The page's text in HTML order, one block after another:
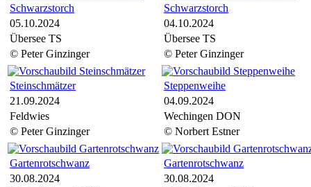
Schwarzstorch
05.10.2024
Übersee TS
© Peter Ginzinger
Schwarzstorch
04.10.2024
Übersee TS
© Peter Ginzinger
Steinschmätzer
21.09.2024
Feldwies
© Peter Ginzinger
Steppenweihe
04.09.2024
Wechingen DON
© Norbert Estner
Gartenrotschwanz
30.08.2024
Gartenrotschwanz
30.08.2024